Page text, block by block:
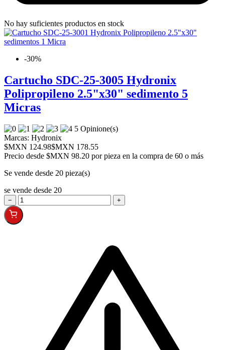
No hay suficientes productos en stock
-30%
Cartucho SDC-25-3005 Hydronix
Polipropileno 2.5"x30" sedimento 5
Micras
5 Opinione(s)
Marcas: Hydronix
$MXN 124.98$MXN 178.55
Precio desde $MXN 98.20 por pieza en la compra de 60 o más
Se vende desde 20 pieza(s)
se vende desde 20
− +